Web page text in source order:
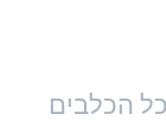
הכלבים